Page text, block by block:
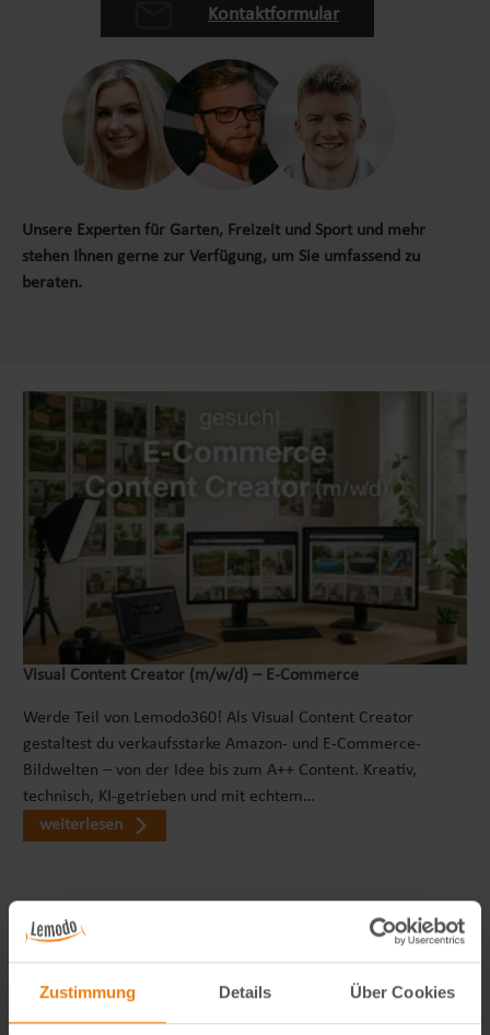
Zustimmung Details Über Cookies
Kontaktformular
Unsere Experten für Garten, Freizeit und Sport und mehr
stehen Ihnen gerne zur Verfügung, um Sie umfassend zu
beraten.
Visual Content Creator (m/w/d) – E-Commerce
Werde Teil von Lemodo360! Als Visual Content Creator
gestaltest du verkaufsstarke Amazon- und E-Commerce-
Bildwelten – von der Idee bis zum A++ Content. Kreativ,
technisch, KI-getrieben und mit echtem…
weiterlesen